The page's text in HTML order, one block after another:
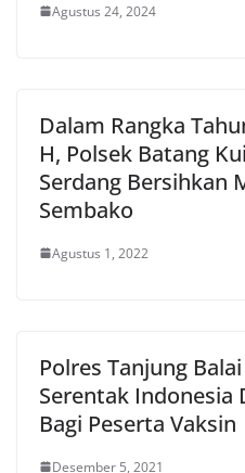
Agustus 24, 2024
Dalam Rangka
H, Polsek Batang
Serdang Bersihkan
Sembako
Agustus 1, 2022
Polres Tanjung
Serentak Indonesia
Bagi Peserta Vaksin
Desember 5, 2021